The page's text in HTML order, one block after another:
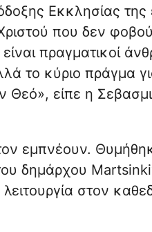
Εκκλησίας της
που δεν
πραγματικοί
το κύριο πράγμα
Θεό», είπε η
εμπνέουν.
δημάρχου
στον